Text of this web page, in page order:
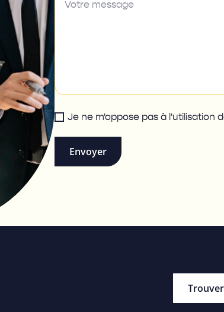
Je ne m'oppose pas à l'utilisation
Envoyer